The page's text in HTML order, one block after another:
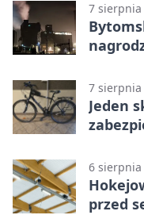
7 sierpnia
7 sierpnia
Jeden
6 sierpnia
przed